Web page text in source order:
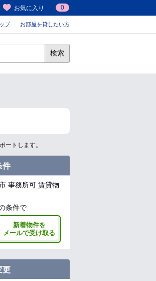
お気に入り 0
プ お部屋を貸したい方
検索
ートします。
件
事務所可 賃貸物
条件で
新着物件を
メールで受け取る
更